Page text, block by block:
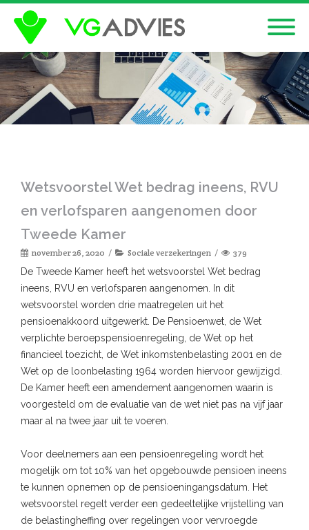
Wetsvoorstel Wet bedrag ineens, RVU
en verlofsparen aangenomen door
Tweede Kamer
november 26, 2020 Sociale verzekeringen 379
De Tweede Kamer heeft het wetsvoorstel Wet bedrag
ineens, RVU en verlofsparen aangenomen. In dit
wetsvoorstel worden drie maatregelen uit het
pensioenakkoord uitgewerkt. De Pensioenwet, de Wet
verplichte beroepspensioenregeling, de Wet op het
financieel toezicht, de Wet inkomstenbelasting 2001 en de
Wet op de loonbelasting 1964 worden hiervoor gewijzigd.
De Kamer heeft een amendement aangenomen waarin is
voorgesteld om de evaluatie van de wet niet pas na vijf jaar
maar al na twee jaar uit te voeren.
Voor deelnemers aan een pensioenregeling wordt het
mogelijk om tot 10% van het opgebouwde pensioen ineens
te kunnen opnemen op de pensioeningangsdatum. Het
wetsvoorstel regelt verder een gedeeltelijke vrijstelling van
de belastingheffing over regelingen voor vervroegde